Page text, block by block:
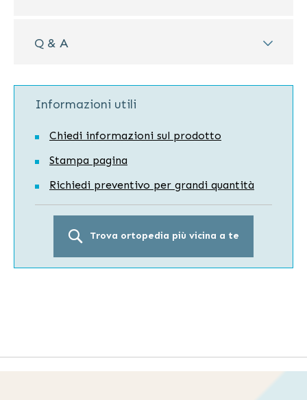
Q & A
Informazioni utili
Chiedi informazioni sul prodotto
Stampa pagina
Richiedi preventivo per grandi quantità
Trova ortopedia più vicina a te